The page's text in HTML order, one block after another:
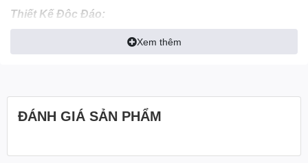
Thiết Kế Độc Đáo:
Khẩu trang được thiết kế theo dạng 3D, giúp không bị dính
sát vào miệng và môi, mang lại sự thoải mái khi nói chuyện
Bảo Vệ Hô Hấp:
Xem thêm
ĐÁNH GIÁ SẢN PHẨM